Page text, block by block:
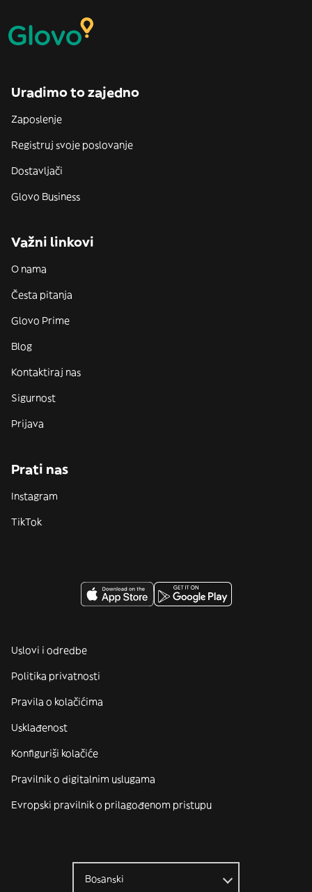
Uradimo to zajedno
Zaposlenje
Registruj svoje poslovanje
Dostavljači
Glovo Business
Važni linkovi
O nama
Česta pitanja
Glovo Prime
Blog
Kontaktiraj nas
Sigurnost
Prijava
Prati nas
Instagram
TikTok
Uslovi i odredbe
Politika privatnosti
Pravila o kolačićima
Usklađenost
Konfiguriši kolačiće
Pravilnik o digitalnim uslugama
Evropski pravilnik o prilagođenom pristupu